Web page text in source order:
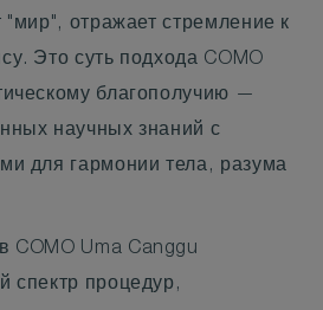
"мир", отражает стремление к
Это суть подхода COMO
благополучию —
научных знаний с
для гармонии тела, разума
COMO Uma Canggu
спектр процедур,